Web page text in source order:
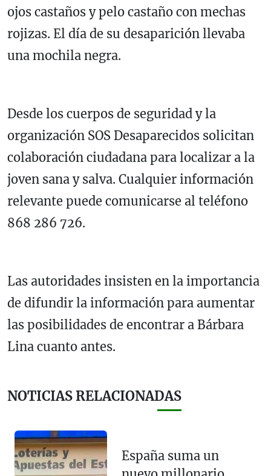
ojos castaños y pelo castaño con mechas
rojizas. El día de su desaparición llevaba
una mochila negra.
Desde los cuerpos de seguridad y la
organización SOS Desaparecidos solicitan
colaboración ciudadana para localizar a la
joven sana y salva. Cualquier información
relevante puede comunicarse al teléfono
868 286 726.
Las autoridades insisten en la importancia
de difundir la información para aumentar
las posibilidades de encontrar a Bárbara
Lina cuanto antes.
NOTICIAS RELACIONADAS
España suma un